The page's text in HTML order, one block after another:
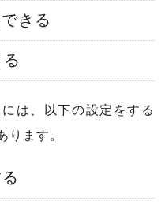
きる
は、以下の設定をする
ます。